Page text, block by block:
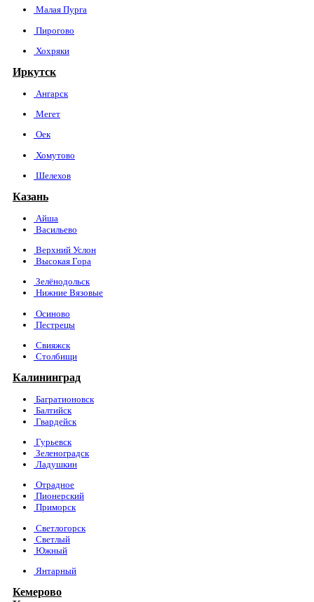
Малая Пурга
Пирогово
Хохряки
Иркутск
Ангарск
Мегет
Оек
Хомутово
Шелехов
Казань
Айша
Васильево
Верхний Услон
Высокая Гора
Зелёнодольск
Нижние Вязовые
Осиново
Пестрецы
Свияжск
Столбищи
Калининград
Багратионовск
Балтийск
Гвардейск
Гурьевск
Зеленоградск
Ладушкин
Отрадное
Пионерский
Приморск
Светлогорск
Светлый
Южный
Янтарный
Кемерово